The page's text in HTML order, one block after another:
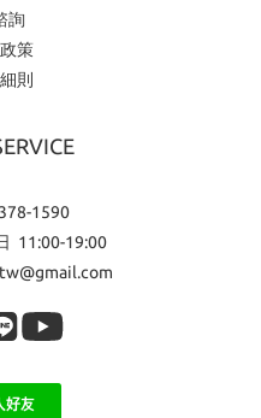
詢
策
則
1590
11:00-19:00